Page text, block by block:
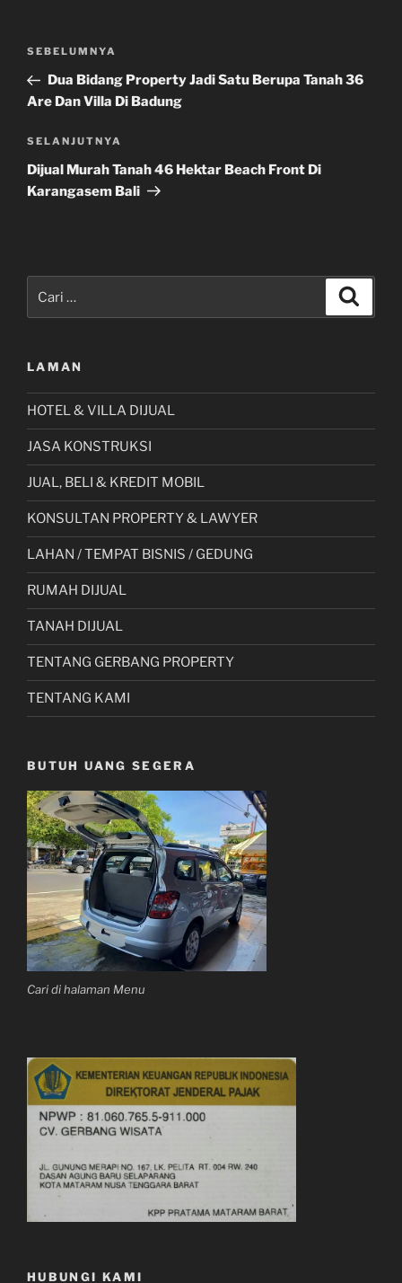
Navigasi
Pos
Sebelumnya
SEBELUMNYA
Dua Bidang Property Jadi Satu Berupa Tanah 36
Are Dan Villa Di Badung
Pos
Selanjutnya
SELANJUTNYA
Dijual Murah Tanah 46 Hektar Beach Front Di
Karangasem Bali
untuk:
LAMAN
HOTEL & VILLA DIJUAL
JASA KONSTRUKSI
JUAL, BELI & KREDIT MOBIL
KONSULTAN PROPERTY & LAWYER
LAHAN / TEMPAT BISNIS / GEDUNG
RUMAH DIJUAL
TANAH DIJUAL
TENTANG GERBANG PROPERTY
TENTANG KAMI
BUTUH UANG SEGERA
Cari di halaman Menu
HUBUNGI KAMI